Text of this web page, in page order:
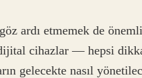
ardı etmemek de
cihazlar — hepsi
gelecekte nasıl